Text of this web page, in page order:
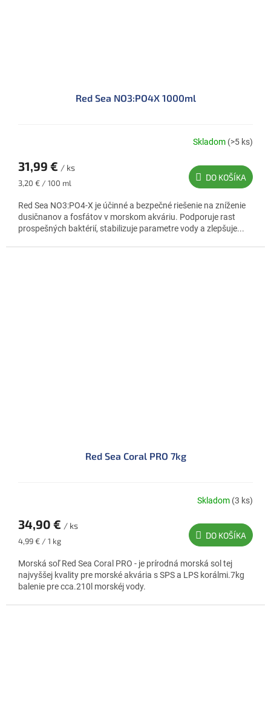
Red Sea NO3:PO4X 1000ml
Skladom (>5 ks)
31,99 € / ks
Jednotková
3,20 € / 100 ml
DO KOŠÍKA
Red Sea NO3:PO4-X je účinné a bezpečné riešenie na zníženie
dusičnanov a fosfátov v morskom akváriu. Podporuje rast
prospešných baktérií, stabilizuje parametre vody a zlepšuje...
Red Sea Coral PRO 7kg
produktu
je
5,0
z
5
hviezdičiek.
Skladom (3 ks)
34,90 € / ks
Jednotková
4,99 € / 1 kg
DO KOŠÍKA
Morská soľ Red Sea Coral PRO - je prírodná morská sol tej
najvyššej kvality pre morské akvária s SPS a LPS korálmi.7kg
balenie pre cca.210l morskéj vody.